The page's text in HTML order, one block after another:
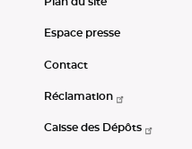
Espace presse
Contact
Réclamation
Caisse des Dépôts